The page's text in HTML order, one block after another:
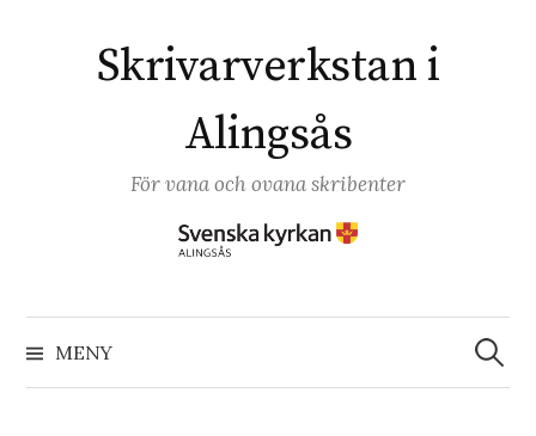
innehållSkrivarverkstan i
Alingsås
För vana och ovana skribenter
MENY
Sök
efter: